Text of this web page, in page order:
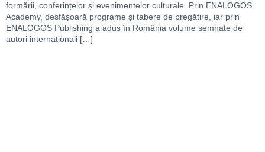
formării, conferințelor și evenimentelor culturale. Prin ENALOGOS
Academy, desfășoară programe și tabere de pregătire, iar prin
ENALOGOS Publishing a adus în România volume semnate de
autori internaționali […]